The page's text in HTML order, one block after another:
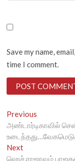
Save my name,
time I comment.
Post
navigation
Previous
post:
அண்டார்டிகாவில்
NextNext
post:
ஹெச்.ராஜாவும்